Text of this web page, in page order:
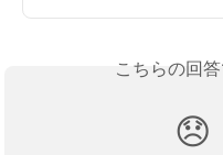
こちらの回
😞